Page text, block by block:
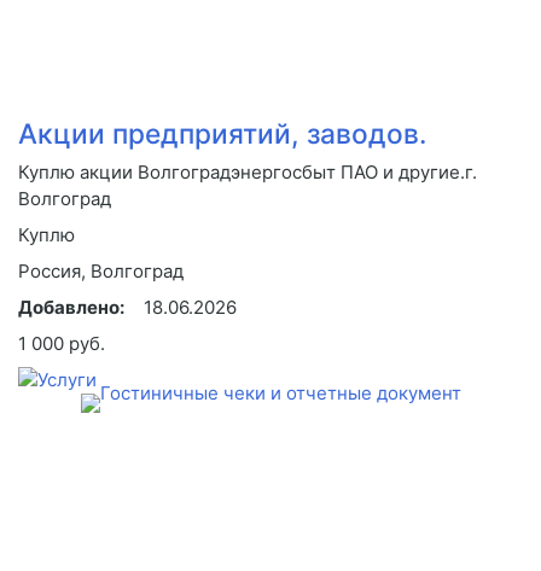
Акции предприятий, заводов.
Куплю акции Волгоградэнергосбыт ПАО и другие.г.
Волгоград
Куплю
Россия, Волгоград
Добавлено:
18.06.2026
1 000 руб.